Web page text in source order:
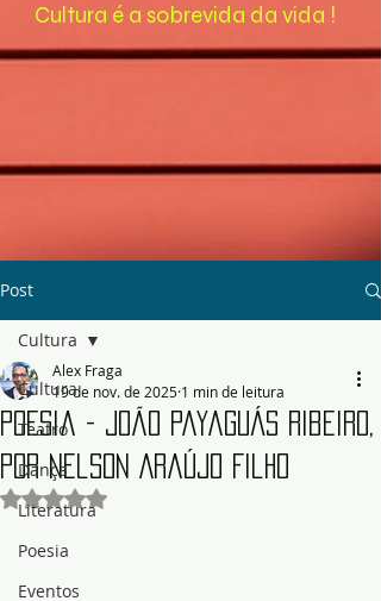
Cultura é a sobrevida da vida !
Post
Cultura
Teatro
Dança
Literatura
Poesia
Eventos
Cultura
Poesia - João Payaguás Ribeiro,
por Nelson Araújo Filho
Alex Fraga
19 de nov. de 2025 1 min de leitura
Avaliado com NaN de 5 estrelas.